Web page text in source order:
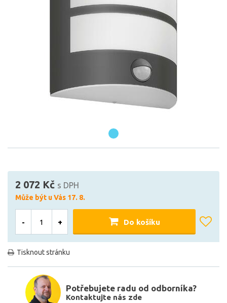
2 072 Kč s DPH
Může být u Vás 17. 8.
- + Do košíku
Tisknout stránku
Potřebujete radu od odborníka?
Kontaktujte nás zde